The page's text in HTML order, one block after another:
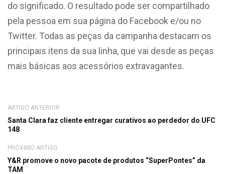
do significado. O resultado pode ser compartilhado
pela pessoa em sua página do Facebook e/ou no
Twitter. Todas as peças da campanha destacam os
principais itens da sua linha, que vai desde as peças
mais básicas aos acessórios extravagantes.
ARTIGO ANTERIOR
Santa Clara faz cliente entregar curativos ao perdedor do UFC
148
PRÓXIMO ARTIGO
Y&R promove o novo pacote de produtos “SuperPontes” da
TAM